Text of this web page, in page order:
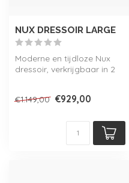
NUX DRESSOIR LARGE
Moderne en tijdloze Nux
dressoir, verkrijgbaar in 2
€1.149,00 €929,00